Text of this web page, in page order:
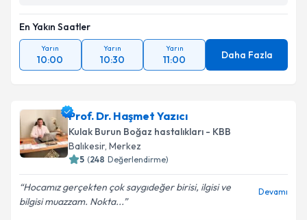
En Yakın Saatler
Yarın
10:00
Yarın
10:30
Yarın
11:00 Daha Fazla
Prof. Dr. Haşmet Yazıcı
Kulak Burun Boğaz hastalıkları - KBB
Balıkesir, Merkez
5 (248 Değerlendirme)
Hocamız gerçekten çok saygıdeğer birisi, ilgisi ve
bilgisi muazzam. Nokta...
Devamı